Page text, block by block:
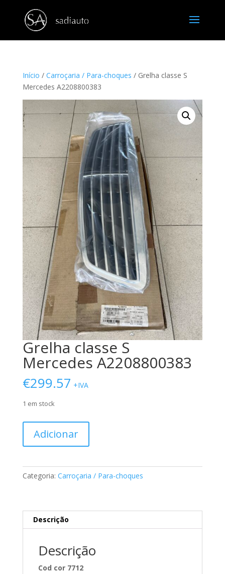
Início / Carroçaria / Para-choques / Grelha classe S
Mercedes A2208800383
Grelha classe S
Mercedes A2208800383
€299.57 +IVA
1 em stock
Grelha
S
Adicionar
Categoria: Carroçaria / Para-choques
Descrição
Descrição
Cod cor 7712